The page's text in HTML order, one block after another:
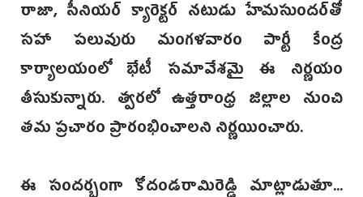
రాజా, సీనియర్ క్యారెక్టర్ నటుడు హేమసుంద‌ర్‌తో
సహా పలువురు మంగళవారం పార్టీ కేంద్ర
కార్యాలయంలో భేటీ సమావేశమై ఈ నిర్ణయం
తీసుకున్నారు. త్వరలో ఉత్తరాంధ్ర జిల్లాల నుంచి
తమ ప్రచారం ప్రారంభించాలని నిర్ణయించారు.
ఈ సందర్భంగా కోదండరామిరెడ్డి మాట్లాడుతూ...